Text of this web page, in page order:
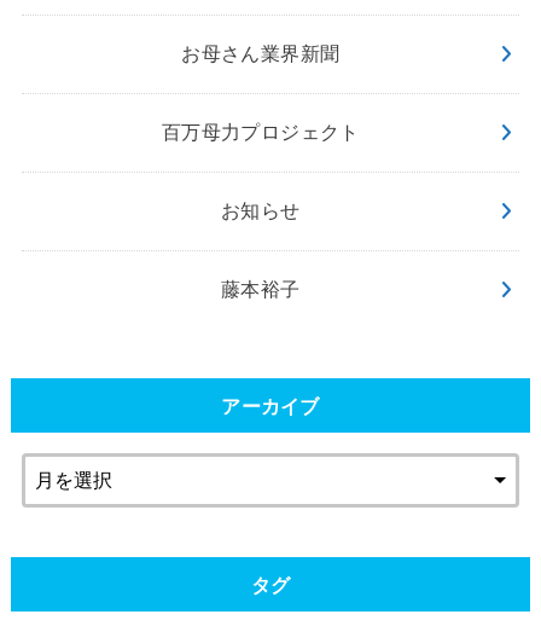
お母さん業界新聞
百万母力プロジェクト
お知らせ
藤本裕子
アーカイブ
タグ